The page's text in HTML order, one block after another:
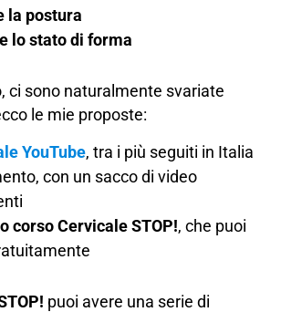
la postura
lo stato di forma
ci sono naturalmente svariate
le mie proposte:
YouTube, tra i più seguiti in Italia
con un sacco di video
corso Cervicale STOP!, che puoi
puoi avere una serie di